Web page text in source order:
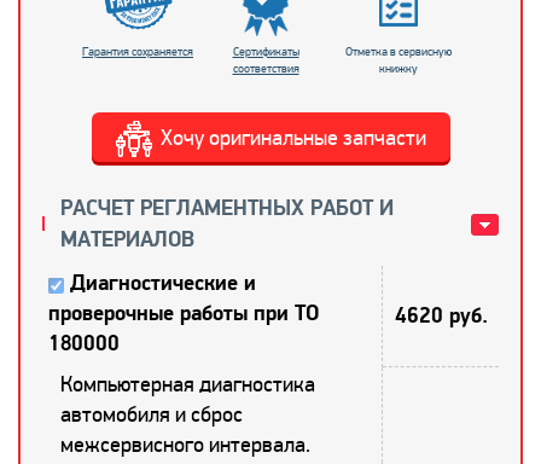
Гарантия сохраняется
Сертификаты
соответствия
Отметка в сервисную
книжку
Хочу оригинальные запчасти
РАСЧЕТ РЕГЛАМЕНТНЫХ РАБОТ И
МАТЕРИАЛОВ
Диагностические и
проверочные работы при ТО
180000
4620 руб.
Компьютерная диагностика
автомобиля и сброс
межсервисного интервала.